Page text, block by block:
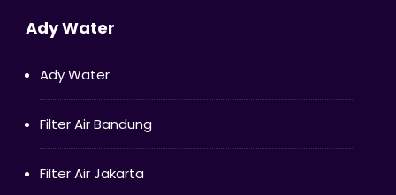
Ady Water
Ady Water
Filter Air Bandung
Filter Air Jakarta